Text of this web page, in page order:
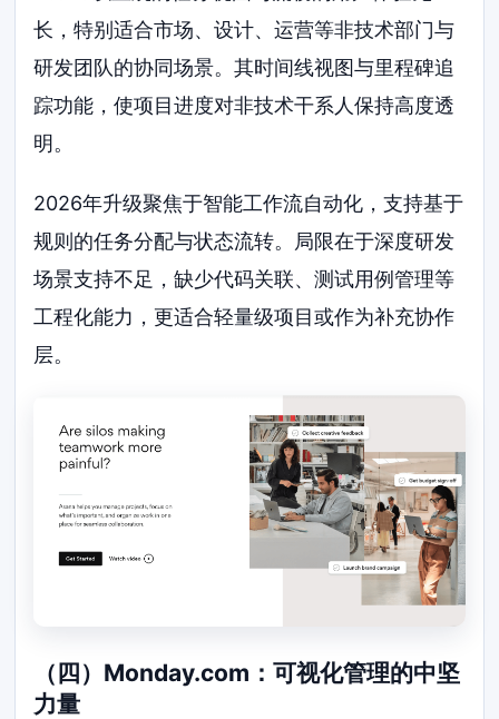
长，特别适合市场、设计、运营等非技术部门与
研发团队的协同场景。其时间线视图与里程碑追
踪功能，使项目进度对非技术干系人保持高度透
明。
2026年升级聚焦于智能工作流自动化，支持基于
规则的任务分配与状态流转。局限在于深度研发
场景支持不足，缺少代码关联、测试用例管理等
工程化能力，更适合轻量级项目或作为补充协作
层。
（四）Monday.com：可视化管理的中坚
力量